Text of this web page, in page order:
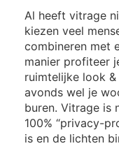
Al heeft vitrage
kiezen veel
combineren met
manier profiteer
ruimtelijke look &
avonds wel je
buren. Vitrage is
100% “privacy-
is en de lichten